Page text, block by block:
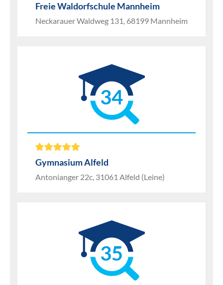
Freie Waldorfschule Mannheim
Neckarauer Waldweg 131, 68199 Mannheim
34
Gymnasium Alfeld
Antonianger 22c, 31061 Alfeld (Leine)
35